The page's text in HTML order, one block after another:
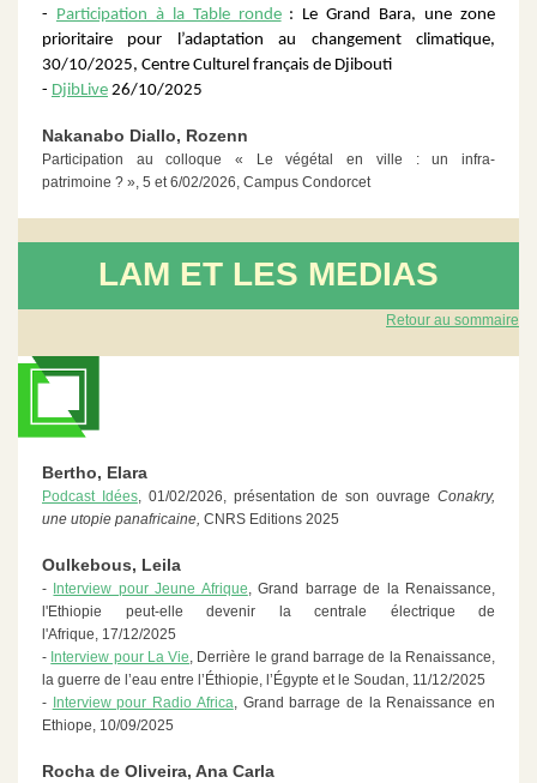
- Participation à la Table ronde: Le Grand Bara, une zone
prioritaire pour l’adaptation au changement climatique,
30/10/2025, Centre Culturel français de Djibouti
- DjibLive 26/10/2025
Nakanabo Diallo, Rozenn
Participation au colloque « Le végétal en ville : un infra-
patrimoine ? », 5 et 6/02/2026, Campus Condorcet
LAM ET LES MEDIAS
Retour au sommaire
Bertho, Elara
Podcast Idées, 01/02/2026, présentation de son ouvrageConakry,
une utopie panafricaine, CNRS Editions 2025
Oulkebous, Leila
- Interview pour Jeune Afrique, Grand barrage de la Renaissance,
l'Ethiopie peut-elle devenir la centrale électrique de
l'Afrique, 17/12/2025
- Interview pour La Vie, Derrière le grand barrage de la Renaissance,
la guerre de l’eau entre l’Éthiopie, l’Égypte et le Soudan, 11/12/2025
- Interview pour Radio Africa, Grand barrage de la Renaissance en
Ethiope, 10/09/2025
Rocha de Oliveira, Ana Carla